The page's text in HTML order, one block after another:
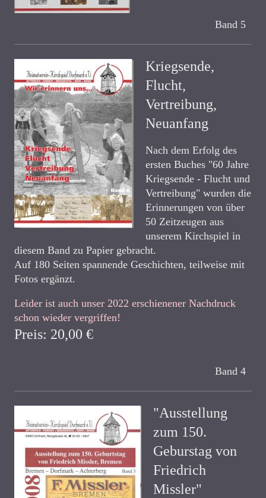
Band 5
Kriegsende,
Flucht,
Vertreibung,
Neuanfang
Nach dem Erfolg des
ersten Buches "60 Jahre
Kriegsende - Flucht und
Vertreibung" wurden die
Erinnerungen von über
50 Zeitzeugen aus
unserem Kirchspiel in
diesem Band zu Papier gebracht.
Auf 180 Seiten spannende Geschichten, teilweise mit
Fotos ergänzt.
Leider ist auch unser 2022 erschienener Nachdruck
schon wieder vergriffen!
Preis: 20,00 €
Band 4
"Ausstellung
zum 150.
Geburstag von
Friedrich
Missler"